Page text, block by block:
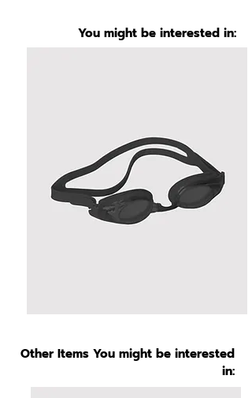
You might be interested in:
Other Items You might be interested
in: